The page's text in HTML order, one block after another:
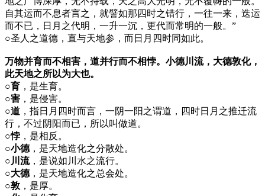
自其运而不息者言之，就譬如那四时之错行，一往一来，迭运
而不已，日月之代明，一升一沉，更代而常明的一般。”
○圣人之道德，直与天地参，而日月四时同如此。
万物并育而不相害，道并行而不相悖。小德川流，大德敦化，
此天地之所以为大也。
○育 ，是生育。
○害 ，是侵害。
○道 ，指日月四时而言，一阴一阳之谓道，四时日月之推迁流
行，不过阴阳而已，所以叫做道。
○悖 ，是相反。
○小德 ，是天地造化之分散处。
○川流，是说如川水之流行。
○大德 ，是天地造化之总会处。
○敦 ，是厚。